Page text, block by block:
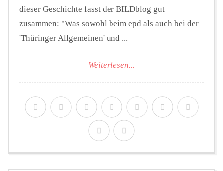
dieser Geschichte fasst der BILDblog gut
zusammen: "Was sowohl beim epd als auch bei der
'Thüringer Allgemeinen' und ...
Weiterlesen...